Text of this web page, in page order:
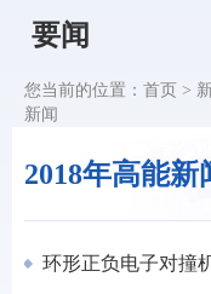
要闻
2018年高能新
您当前的位置： 首页 >
新闻
环形正负电子对撞